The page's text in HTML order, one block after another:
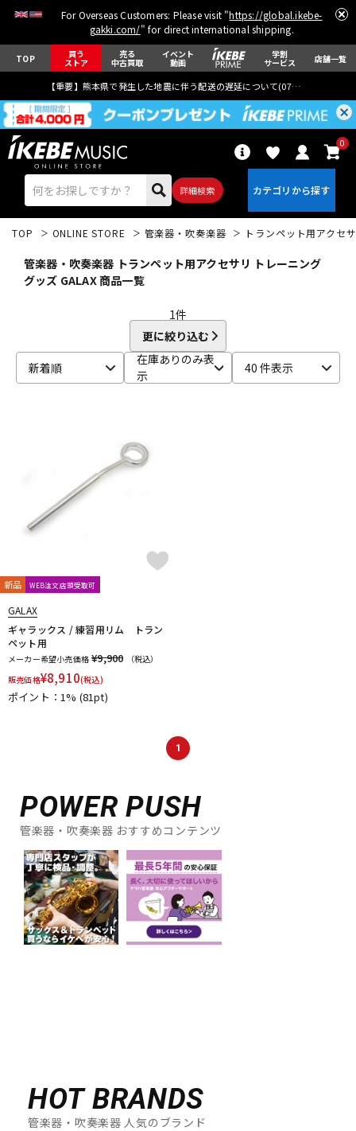
For Overseas Customers: Please visit "https://global.ikebe-
gakki.com/" for direct international shipping.
TOP 買う
ストア
売る
中古買取
イベント
動画
学割
サービス 店舗一覧
【重要】熊本県で発生した地震に伴う配送の遅延について(07月29日
詳細検索
0
ベース ウクレレ
キーボード
DJ機器
中古
TOP ONLINE STORE 管楽器・吹奏楽器 トランペット用アクセ
管楽器・吹奏楽器 トランペット用アクセサリ トレーニング
グッズ GALAX 商品一覧
1件
更に絞り込む
新着順
在庫ありのみ表
示
40 件表示
新品 WEB注文店頭受取可
GALAX
ギャラックス / 練習用リム トラン
ペット用
メーカー希望小売価格 ¥9,900
（税込）
販売価格¥8,910(税込)
ポイント：1% (81pt)
1
POWER PUSH
管楽器・吹奏楽器 おすすめコンテンツ
HOT BRANDS
管楽器・吹奏楽器 人気のブランド